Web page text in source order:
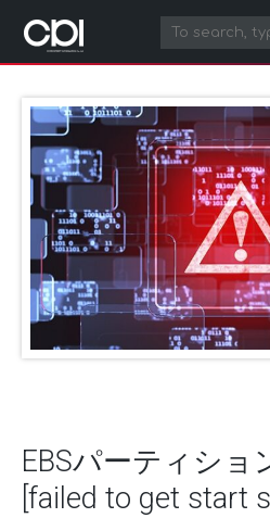
EBSパーティショ
[failed to get start